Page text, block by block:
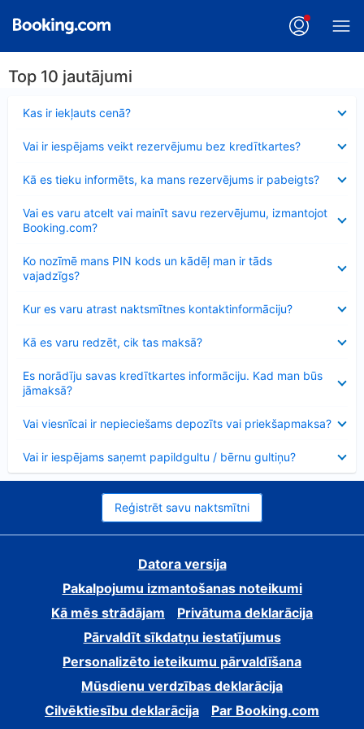
Top 10 jautājumi
Kas ir iekļauts cenā?
Vai ir iespējams veikt rezervējumu bez kredītkartes?
Kā es tieku informēts, ka mans rezervējums ir pabeigts?
Vai es varu atcelt vai mainīt savu rezervējumu, izmantojot
Booking.com?
Ko nozīmē mans PIN kods un kādēļ man ir tāds
vajadzīgs?
Kur es varu atrast naktsmītnes kontaktinformāciju?
Kā es varu redzēt, cik tas maksā?
Es norādīju savas kredītkartes informāciju. Kad man būs
jāmaksā?
Vai viesnīcai ir nepieciešams depozīts vai priekšapmaksa?
Vai ir iespējams saņemt papildgultu / bērnu gultiņu?
Reģistrēt savu naktsmītni
Datora versija
Pakalpojumu izmantošanas noteikumi
Kā mēs strādājam
Privātuma deklarācija
Pārvaldīt sīkdatņu iestatījumus
Personalizēto ieteikumu pārvaldīšana
Mūsdienu verdzības deklarācija
Cilvēktiesību deklarācija
Par Booking.com